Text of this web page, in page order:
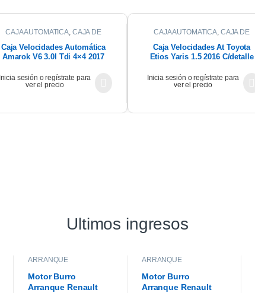
CAJA AUTOMATICA CAJA DE
Caja Velocidades Automática
Amarok V6 3.0l Tdi 4×4 2017
Inicia sesión o regístrate para
ver el precio
CAJA AUTOMATICA CAJA DE
Caja Velocidades At Toyota
Etios Yaris 1.5 2016 C/detalle
Inicia sesión o regístrate para
ver el precio
Ultimos ingresos
ARRANQUE
Motor Burro
Arranque Renault
ARRANQUE
Motor Burro
Arranque Renault